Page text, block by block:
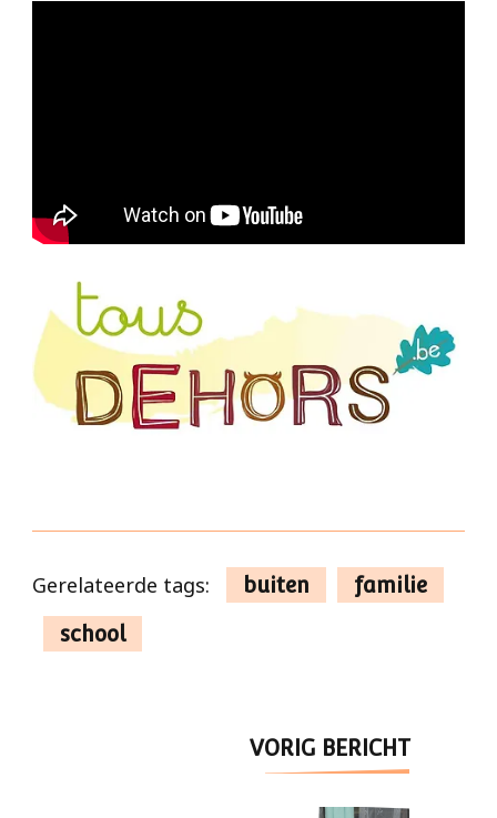
Gerelateerde tags: buiten
familie
school
Berichtnavigatie
VORIG BERICHT